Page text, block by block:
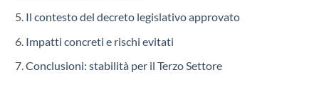
Il contesto del decreto legislativo approvato
Impatti concreti e rischi evitati
Conclusioni: stabilità per il Terzo Settore